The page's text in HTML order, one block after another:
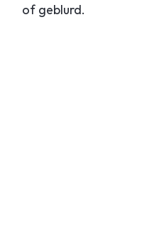
of geblurd.